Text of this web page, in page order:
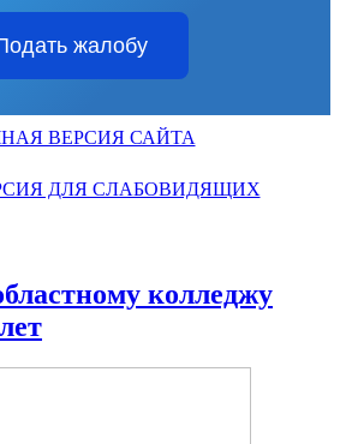
жалобу
ВЕРСИЯ САЙТА
ДЛЯ СЛАБОВИДЯЩИХ
колледжу